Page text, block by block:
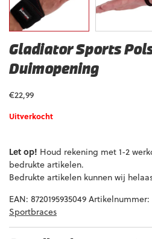
Gladiator Sports
Duimopening
€22,99
Uitverkocht
Let op! Houd rekening met 1-2
bedrukte artikelen.
Bedrukte artikelen kunnen wij
EAN: 8720195935049Artikelnummer:
Sportbraces